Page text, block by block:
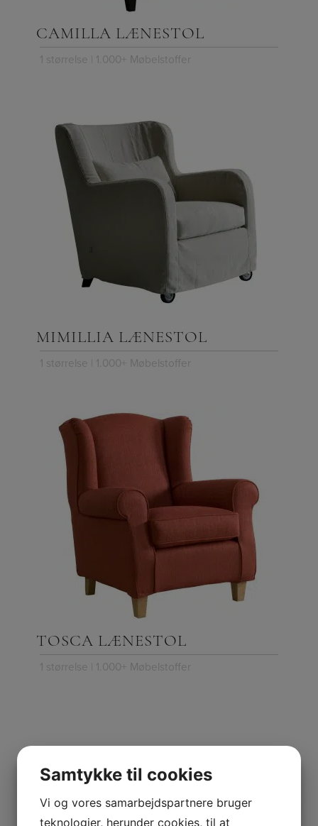
CAMILLA LÆNESTOL
1 størrelse | 1.000+ Møbelstoffer
MIMILLIA LÆNESTOL
1 størrelse | 1.000+ Møbelstoffer
TOSCA LÆNESTOL
1 størrelse | 1.000+ Møbelstoffer
Samtykke til cookies
Vi og vores samarbejdspartnere bruger
teknologier, herunder cookies, til at